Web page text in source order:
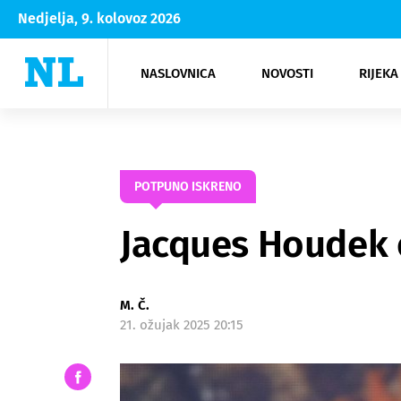
Nedjelja, 9. kolovoz 2026
NASLOVNICA NOVOSTI
Rijeka Opatija
NK
Moda
Kultura
POTPUNO ISKRENO
Jacques
M. Č.
21. ožujak 2025 20:15